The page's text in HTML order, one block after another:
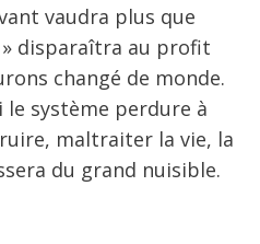
vaudra plus que
» disparaîtra au profit
changé de monde.
le système perdure à
maltraiter la vie, la
du grand nuisible.